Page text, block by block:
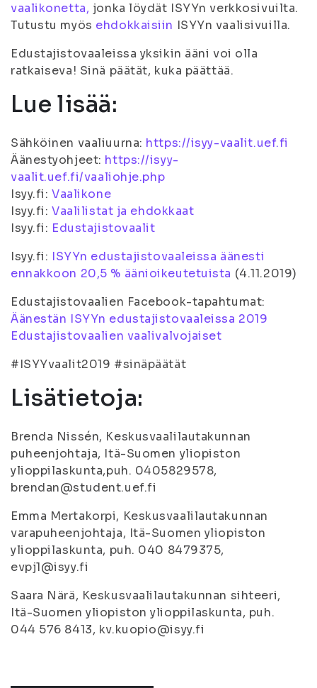
vaalikonetta, jonka löydät ISYYn verkkosivuilta.
Tutustu myös ehdokkaisiin ISYYn vaalisivuilla.
Edustajistovaaleissa yksikin ääni voi olla
ratkaiseva! Sinä päätät, kuka päättää.
Lue lisää:
Sähköinen vaaliuurna: https://isyy-vaalit.uef.fi
Äänestyohjeet: https://isyy-
vaalit.uef.fi/vaaliohje.php
Isyy.fi:Vaalikone
Isyy.fi:Vaalilistat ja ehdokkaat
Isyy.fi: Edustajistovaalit
Isyy.fi: ISYYn edustajistovaaleissa äänesti
ennakkoon 20,5 % äänioikeutetuista (4.11.2019)
Edustajistovaalien Facebook-tapahtumat:
Äänestän ISYYn edustajistovaaleissa 2019
Edustajistovaalien vaalivalvojaiset
#ISYYvaalit2019 #sinäpäätät
Lisätietoja:
Brenda Nissén, Keskusvaalilautakunnan
puheenjohtaja, Itä-Suomen yliopiston
ylioppilaskunta,puh. 0405829578,
brendan@student.uef.fi
Emma Mertakorpi, Keskusvaalilautakunnan
varapuheenjohtaja, Itä-Suomen yliopiston
ylioppilaskunta, puh. 040 8479375,
evpj1@isyy.fi
Saara Närä, Keskusvaalilautakunnan sihteeri,
Itä-Suomen yliopiston ylioppilaskunta, puh.
044 576 8413, kv.kuopio@isyy.fi